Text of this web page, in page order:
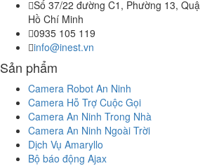
Số 37/22 đường C1, Phường 13,
Hồ Chí Minh
0935 105 119
info@inest.vn
Sản phẩm
Camera Robot An Ninh
Camera Hỗ Trợ Cuộc Gọi
Camera An Ninh Trong Nhà
Camera An Ninh Ngoài Trời
Dịch Vụ Amaryllo
Bộ báo động Ajax